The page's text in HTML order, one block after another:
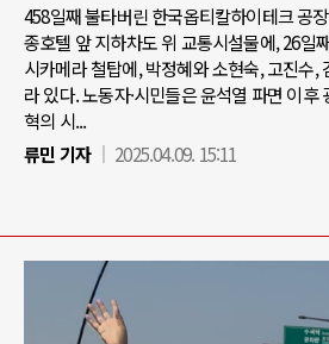
458일째 불타버린 한국옵티칼하이테크 공
종호텔 앞 지하차도 위 교통시설물에, 26일
시카메라 철탑에, 박정혜와 소현숙, 고진수,
라 있다. 노동자·시민들은 윤석열 파면 이후
혁의 시...
류민 기자
2025.04.09. 15:11